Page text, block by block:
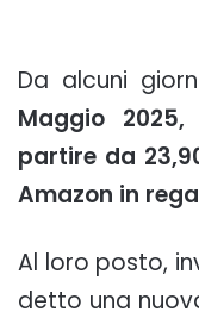
Da alcuni
Maggio
partire da
Amazon in
Al loro posto,
detto una